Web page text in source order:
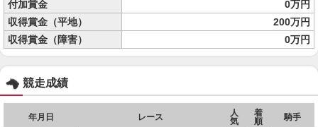
付加賞金
0万円
収得賞金（平地）
200万円
収得賞金（障害）
0万円
競走成績
年月日 レース
人
気
着
順
騎手